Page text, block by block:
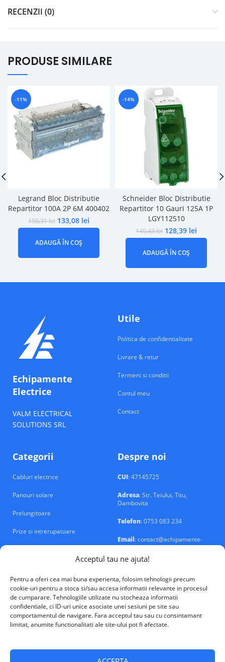
Acceptul tau ne ajuta!
Pentru a oferi cea mai buna experienta, folosim tehnologii precum
cookie-uri pentru a stoca si/sau accesa informatii relevante in procesul
de cumparare. Tehnologiile utilizate nu stocheaza informatii
confidentiale, ci ID-uri unice asociate unei sesiuni pe site sau
comportamentul de navigare. Fara acceptul tau sau cu consintamant
limitat, anumite functionalitati ale site-ului pot fi afectate.
RECENZII (0)
PRODUSE SIMILARE
-11%
Legrand Bloc Distributie
Repartitor 100A 2P 6M 400402
150,31lei 133,08 lei
ADAUGĂ ÎN COȘ
-14%
Schneider Bloc Distributie
Repartitor 10 Gauri 125A 1P
LGY112510
149,43lei 128,39 lei
ADAUGĂ ÎN COȘ
Echipamente
Electrice
VALM ELECTRICAL
SOLUTIONS SRL
Utile
Politica de confidentialitate
Livrare & retur
Termeni si conditii
Contul meu
Contact
Categorii
Cabluri electrice
Panouri solare
Prelungitoare
Prize si intrerupatoare
Despre noi
CUI: 47145725
Adresa: Str. Teiului, Titu,
Dambovita
Telefon: 0753 083 234
Email: contact@echipamente-
electrice.ro
VALM Electrical Solutions © 2026